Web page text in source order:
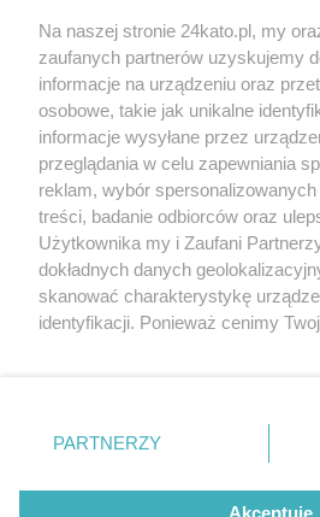
6 / 16
Demonstracja
w Luksemburgu,
Demonstracja Solidarności w
Wydawca mediów lokalnych
Nie zapomnij
zapoznać się z:
polityką prywatności regulamin
Twojemiasto
Piekary Śląskie
Chorzów
Tarnowskie Góry
Gliwice
Na naszej stronie 24kato.pl, my
zaufanych partnerów uzyskujemy
informacje na urządzeniu oraz
osobowe, takie jak unikalne
informacje wysyłane przez
przeglądania w celu zapewniania
reklam, wybór
treści, badanie odbiorców oraz
Użytkownika my i Zaufani
dokładnych danych
skanować charakterystykę
identyfikacji. Ponieważ cenimy
prywatności znajdujący się w
. Niektóre rodzaje
zgody użytkownika, ale masz
takiemu przetwarzaniu. Preferencje
PARTNERZY
Akceptuję